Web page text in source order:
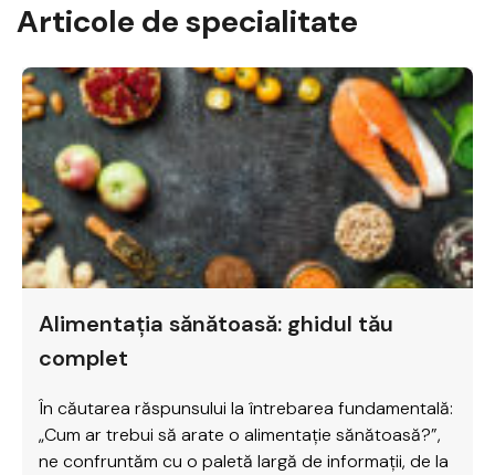
Articole de specialitate
Alimentația sănătoasă: ghidul tău
complet
În căutarea răspunsului la întrebarea fundamentală:
„Cum ar trebui să arate o alimentație sănătoasă?”,
ne confruntăm cu o paletă largă de informații, de la